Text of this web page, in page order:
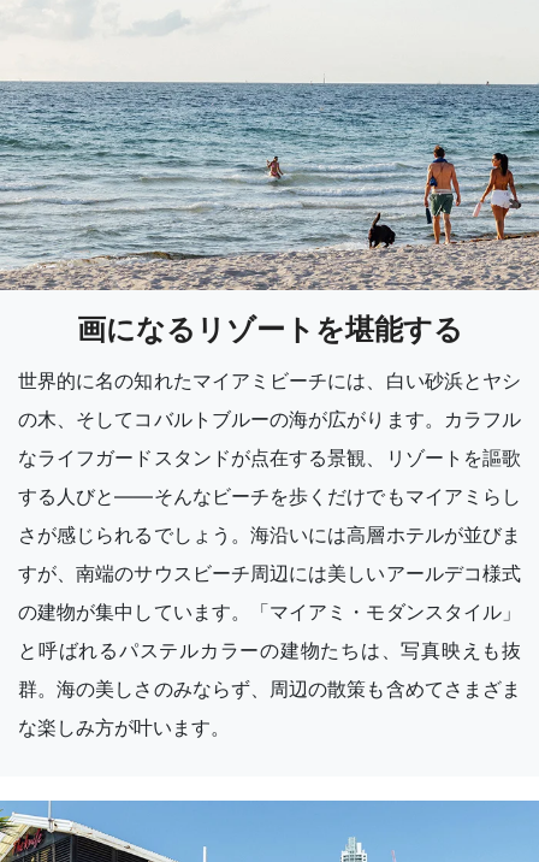
画になるリゾートを堪能する
世界的に名の知れたマイアミビーチには、白い砂浜とヤシ
の木、そしてコバルトブルーの海が広がります。カラフル
なライフガードスタンドが点在する景観、リゾートを謳歌
する人びと――そんなビーチを歩くだけでもマイアミらし
さが感じられるでしょう。海沿いには高層ホテルが並びま
すが、南端のサウスビーチ周辺には美しいアールデコ様式
の建物が集中しています。「マイアミ・モダンスタイル」
と呼ばれるパステルカラーの建物たちは、写真映えも抜
群。海の美しさのみならず、周辺の散策も含めてさまざま
な楽しみ方が叶います。